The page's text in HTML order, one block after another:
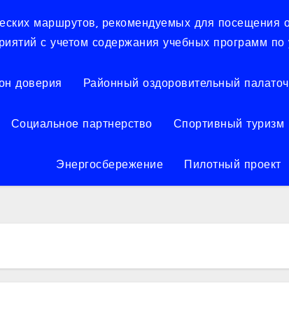
маршрутов, рекомендуемых для
с учетом содержания учебных программ
доверия Районный оздоровительный
Социальное партнерство Спортивный туризм
Энергосбережение Пилотный проект